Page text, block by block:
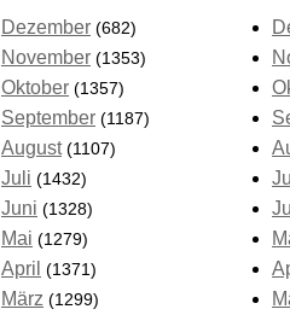
Dezember (682)
November (1353)
Oktober (1357)
September (1187)
August (1107)
Juli (1432)
Juni (1328)
Mai (1279)
April (1371)
März (1299)